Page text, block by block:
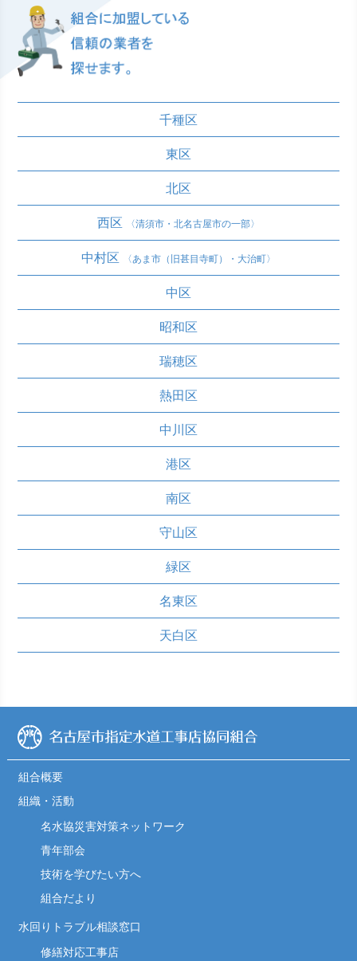
千種区
東区
北区
西区
〈清須市・北名古屋市の一部〉
中村区 〈あま市（旧甚目寺町）・大治町〉
中区
昭和区
瑞穂区
熱田区
中川区
港区
南区
守山区
緑区
名東区
天白区
組合概要
組織・活動
名水協災害対策ネットワーク
青年部会
技術を学びたい方へ
組合だより
水回りトラブル相談窓口
修繕対応工事店